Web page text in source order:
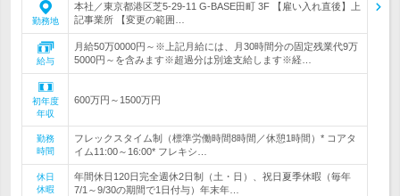
勤務地
本社／東京都港区芝5-29-11 G-BASE田町 3F 【雇い入れ直後】上
記事業所 【変更の範囲…
給与
月給50万0000円～※上記月給には、月30時間分の固定残業代9万
5000円～を含みます※超過分は別途支給します※経…
初年度
年収
600万円～1500万円
勤務
時間
フレックスタイム制（標準労働時間8時間／休憩1時間）* コアタ
イム11:00～16:00* フレキシ…
休日
休暇
年間休日120日完全週休2日制（土・日）、祝日夏季休暇（毎年
7/1～9/30の期間で1日付与）年末年…